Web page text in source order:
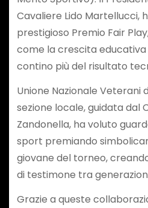
Cavaliere Lido Martellucci,
prestigioso Premio Fair
come la crescita
contino più del risultato
​Unione Nazionale Veterani
sezione locale, guidata dal
Zandonella, ha voluto
sport premiando
giovane del torneo,
di testimone tra
​Grazie a queste